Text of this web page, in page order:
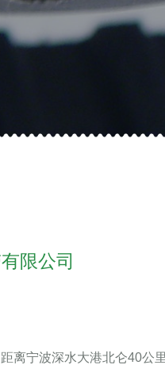
限公司
离宁波深水大港北仑40公